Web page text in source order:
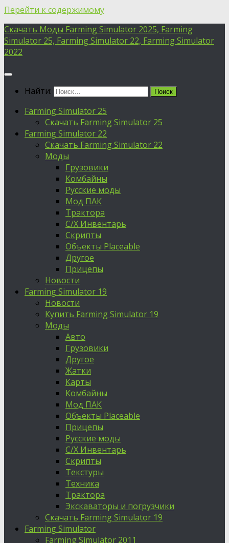
Перейти к содержимому
Скачать Моды Farming Simulator 2025, Farming
Simulator 25, Farming Simulator 22, Farming Simulator
2022
Найти:
Farming Simulator 25
Скачать Farming Simulator 25
Farming Simulator 22
Скачать Farming Simulator 22
Моды
Грузовики
Комбайны
Русские моды
Мод ПАК
Трактора
С/Х Инвентарь
Скрипты
Объекты Placeable
Другое
Прицепы
Новости
Farming Simulator 19
Новости
Купить Farming Simulator 19
Моды
Авто
Грузовики
Другое
Жатки
Карты
Комбайны
Мод ПАК
Объекты Placeable
Прицепы
Русские моды
С/Х Инвентарь
Скрипты
Текстуры
Техника
Трактора
Экскаваторы и погрузчики
Скачать Farming Simulator 19
Farming Simulator
Farming Simulator 2011